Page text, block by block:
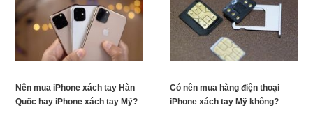
Nên mua iPhone xách tay Hàn
Quốc hay iPhone xách tay Mỹ?
Có nên mua hàng điện thoại
iPhone xách tay Mỹ không?